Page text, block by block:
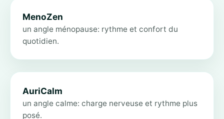
MenoZen
un angle ménopause: rythme et confort du
quotidien.
AuriCalm
un angle calme: charge nerveuse et rythme plus
posé.